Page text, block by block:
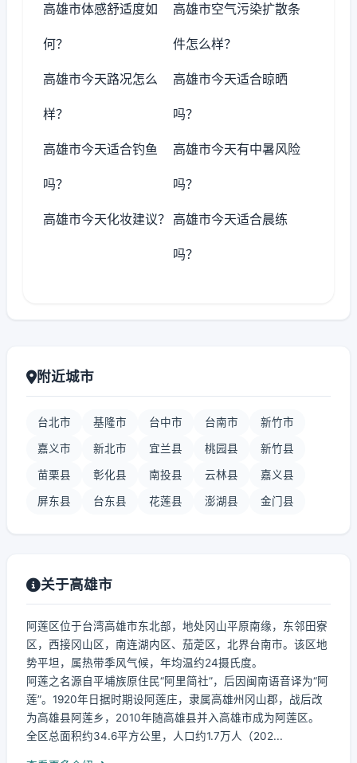
高雄市体感舒适度如
何？
高雄市空气污染扩散条
件怎么样？
高雄市今天路况怎么
样？
高雄市今天适合晾晒
吗？
高雄市今天适合钓鱼
吗？
高雄市今天有中暑风险
吗？
高雄市今天化妆建议？ 高雄市今天适合晨练
吗？
附近城市
台北市 基隆市 台中市 台南市 新竹市
嘉义市 新北市 宜兰县 桃园县 新竹县
苗栗县 彰化县 南投县 云林县 嘉义县
屏东县 台东县 花莲县 澎湖县 金门县
关于高雄市
阿莲区位于台湾高雄市东北部，地处冈山平原南缘，东邻田寮
区，西接冈山区，南连湖内区、茄萣区，北界台南市。该区地
势平坦，属热带季风气候，年均温约24摄氏度。
阿莲之名源自平埔族原住民“阿里简社”，后因闽南语音译为“阿
莲”。1920年日据时期设阿莲庄，隶属高雄州冈山郡，战后改
为高雄县阿莲乡，2010年随高雄县并入高雄市成为阿莲区。
全区总面积约34.6平方公里，人口约1.7万人（202...